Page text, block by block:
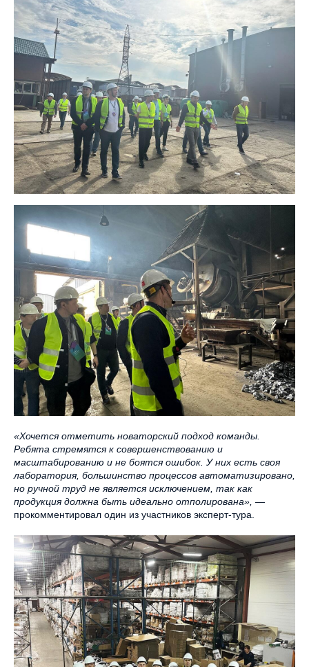
«Хочется отметить новаторский подход команды.
Ребята стремятся к совершенствованию и
масштабированию и не боятся ошибок. У них есть своя
лаборатория, большинство процессов автоматизировано,
но ручной труд не является исключением, так как
продукция должна быть идеально отполирована», —
прокомментировал один из участников эксперт-тура.